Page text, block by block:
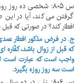
س ۸۰۵: شخصی ده روز
گرفتن می کند، آیا در این
افطار کند؟ در صورتی که قبل
ج.در فرض مذکور افطار
که قبل از زوال باشد، کفّاره
واجب است که عبارت است
است سه روز روزه بگیرد.